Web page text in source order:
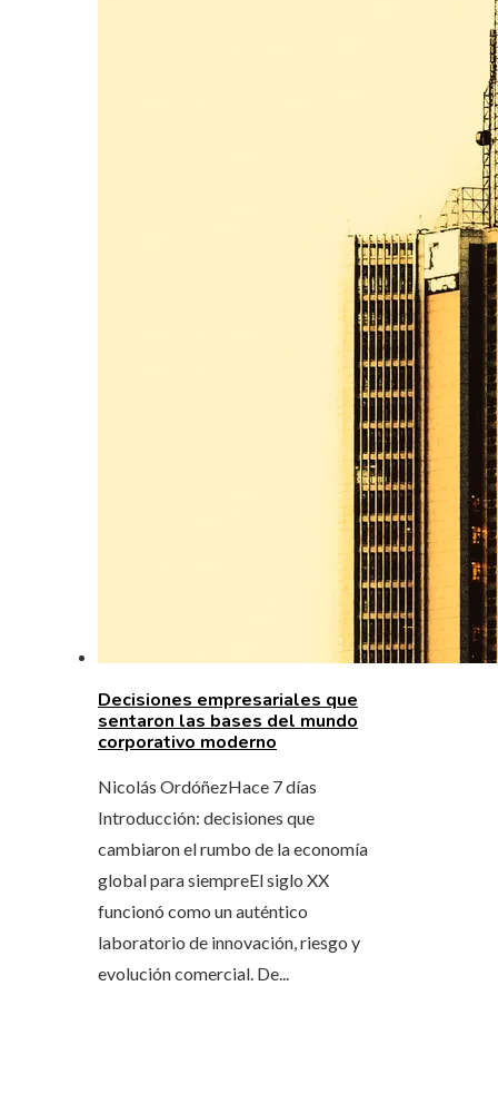
Decisiones empresariales que
sentaron las bases del mundo
corporativo moderno
Nicolás OrdóñezHace 7 días
Introducción: decisiones que
cambiaron el rumbo de la economía
global para siempreEl siglo XX
funcionó como un auténtico
laboratorio de innovación, riesgo y
evolución comercial. De...